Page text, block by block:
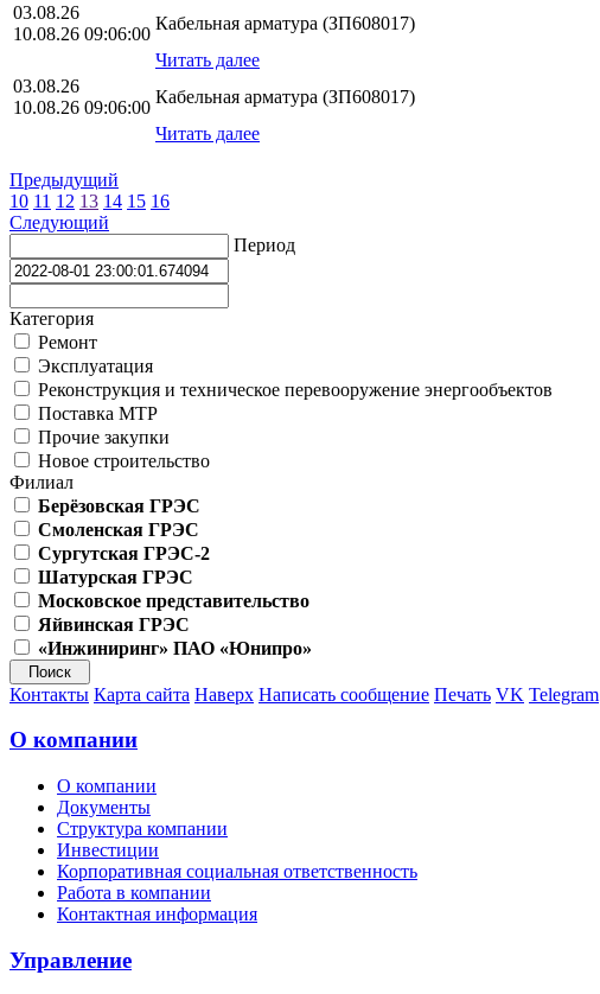
03.08.26
10.08.26 09:06:00
Кабельная арматура (ЗП608017)
Читать далее
03.08.26
10.08.26 09:06:00
Кабельная арматура (ЗП608017)
Читать далее
Предыдущий
10 11 12 13 14 15 16
Следующий
Период
Категория
Ремонт
Эксплуатация
Реконструкция и техническое перевооружение энергообъектов
Поставка МТР
Прочие закупки
Новое строительство
Филиал
Берёзовская ГРЭС
Смоленская ГРЭС
Сургутская ГРЭС-2
Шатурская ГРЭС
Московское представительство
Яйвинская ГРЭС
«Инжиниринг» ПАО «Юнипро»
Контакты Карта сайта Наверх Написать сообщение Печать VK Telegram
О компании
О компании
Документы
Структура компании
Инвестиции
Корпоративная социальная ответственность
Работа в компании
Контактная информация
Управление